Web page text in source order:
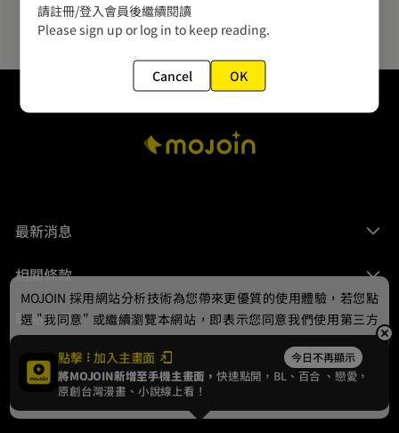
最新消息
相關條款
聯絡我們
© 2024 gamania Digital Entertainment Co., Ltd.
點擊 加入主畫面 今日不再顯示
將MOJOIN新增至手機主畫面，快速點開，BL、 百合 、戀愛，
原創台灣漫畫、小說線上看！
MOJOIN 採用網站分析技術為您帶來更優質的使用體驗，若您點
選 "我同意" 或繼續瀏覽本網站，即表示您同意我們使用第三方
Cookie，欲瞭解更多資訊請見隱私權政策。
我同意
請註冊/登入會員後繼續閱讀
Please sign up or log in to keep reading.
Cancel OK